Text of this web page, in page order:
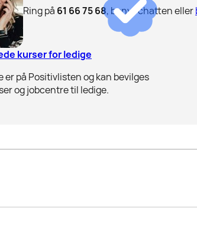
Ring på 61 66 75 68, benyt chatten eller
kurser for ledige
er på Positivlisten og kan bevilges
og jobcentre til ledige.